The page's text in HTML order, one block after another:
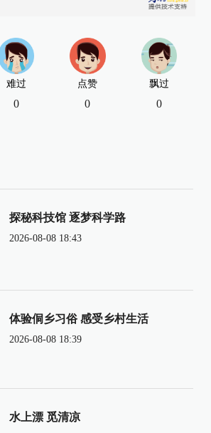
难过
0
点赞
0
飘过
0
探秘科技馆 逐梦科学路
2026-08-08 18:43
体验侗乡习俗 感受乡村生活
2026-08-08 18:39
水上漂 觅清凉